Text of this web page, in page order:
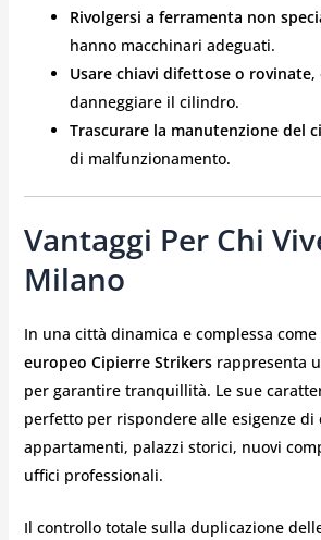
Rivolgersi a ferramenta non
hanno macchinari adeguati.
Usare chiavi difettose o rovinate,
danneggiare il cilindro.
Trascurare la manutenzione del
di malfunzionamento.
Vantaggi Per Chi
Milano
In una città dinamica e complessa
europeo Cipierre Strikersrappresenta
per garantire tranquillità. Le sue
perfetto per rispondere alle esigenze di
appartamenti, palazzi storici, nuovi
uffici professionali.
Il controllo totale sulla duplicazione